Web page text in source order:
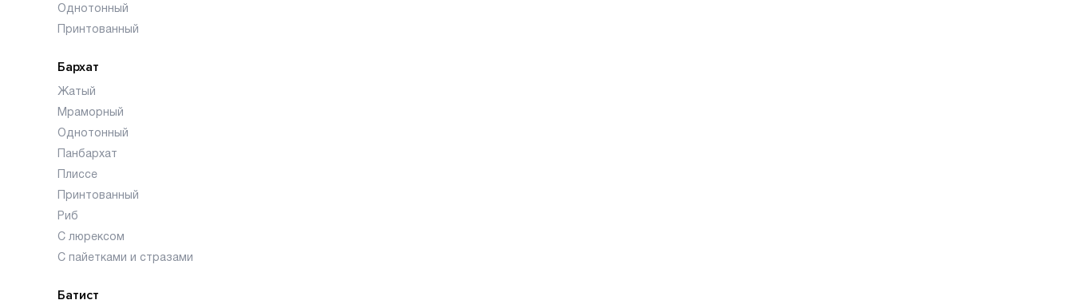
Однотонный
Принтованный
Бархат
Жатый
Мраморный
Однотонный
Панбархат
Плиссе
Принтованный
Риб
С люрексом
С пайетками и стразами
Батист